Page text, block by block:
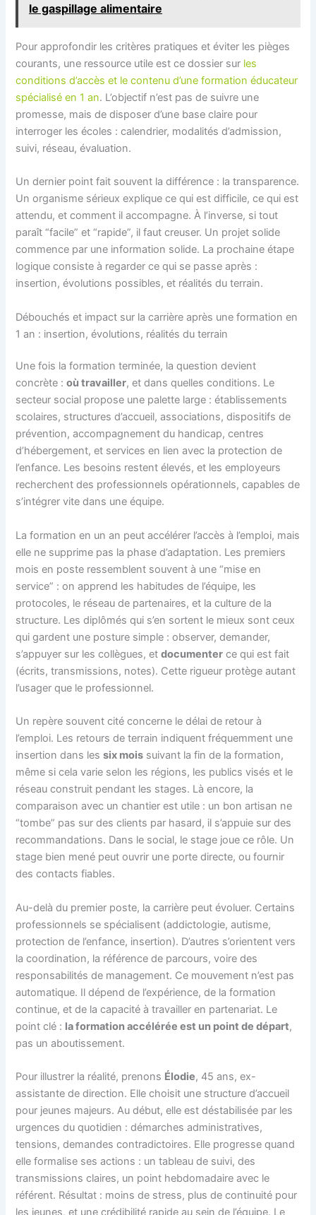
le gaspillage alimentaire
Pour approfondir les critères pratiques et éviter les pièges
courants, une ressource utile est ce dossier sur les
conditions d’accès et le contenu d’une formation éducateur
spécialisé en 1 an. L’objectif n’est pas de suivre une
promesse, mais de disposer d’une base claire pour
interroger les écoles : calendrier, modalités d’admission,
suivi, réseau, évaluation.
Un dernier point fait souvent la différence : la transparence.
Un organisme sérieux explique ce qui est difficile, ce qui est
attendu, et comment il accompagne. À l’inverse, si tout
paraît “facile” et “rapide”, il faut creuser. Un projet solide
commence par une information solide. La prochaine étape
logique consiste à regarder ce qui se passe après :
insertion, évolutions possibles, et réalités du terrain.
Débouchés et impact sur la carrière après une formation en
1 an : insertion, évolutions, réalités du terrain
Une fois la formation terminée, la question devient
concrète :où travailler, et dans quelles conditions. Le
secteur social propose une palette large : établissements
scolaires, structures d’accueil, associations, dispositifs de
prévention, accompagnement du handicap, centres
d’hébergement, et services en lien avec la protection de
l’enfance. Les besoins restent élevés, et les employeurs
recherchent des professionnels opérationnels, capables de
s’intégrer vite dans une équipe.
La formation en un an peut accélérer l’accès à l’emploi, mais
elle ne supprime pas la phase d’adaptation. Les premiers
mois en poste ressemblent souvent à une “mise en
service” : on apprend les habitudes de l’équipe, les
protocoles, le réseau de partenaires, et la culture de la
structure. Les diplômés qui s’en sortent le mieux sont ceux
qui gardent une posture simple : observer, demander,
s’appuyer sur les collègues, etdocumenter ce qui est fait
(écrits, transmissions, notes). Cette rigueur protège autant
l’usager que le professionnel.
Un repère souvent cité concerne le délai de retour à
l’emploi. Les retours de terrain indiquent fréquemment une
insertion dans lessix mois suivant la fin de la formation,
même si cela varie selon les régions, les publics visés et le
réseau construit pendant les stages. Là encore, la
comparaison avec un chantier est utile : un bon artisan ne
“tombe” pas sur des clients par hasard, il s’appuie sur des
recommandations. Dans le social, le stage joue ce rôle. Un
stage bien mené peut ouvrir une porte directe, ou fournir
des contacts fiables.
Au-delà du premier poste, la carrière peut évoluer. Certains
professionnels se spécialisent (addictologie, autisme,
protection de l’enfance, insertion). D’autres s’orientent vers
la coordination, la référence de parcours, voire des
responsabilités de management. Ce mouvement n’est pas
automatique. Il dépend de l’expérience, de la formation
continue, et de la capacité à travailler en partenariat. Le
point clé : la formation accélérée est un point de départ,
pas un aboutissement.
Pour illustrer la réalité, prenons Élodie, 45 ans, ex-
assistante de direction. Elle choisit une structure d’accueil
pour jeunes majeurs. Au début, elle est déstabilisée par les
urgences du quotidien : démarches administratives,
tensions, demandes contradictoires. Elle progresse quand
elle formalise ses actions : un tableau de suivi, des
transmissions claires, un point hebdomadaire avec le
référent. Résultat : moins de stress, plus de continuité pour
les jeunes, et une crédibilité rapide au sein de l’équipe. Le